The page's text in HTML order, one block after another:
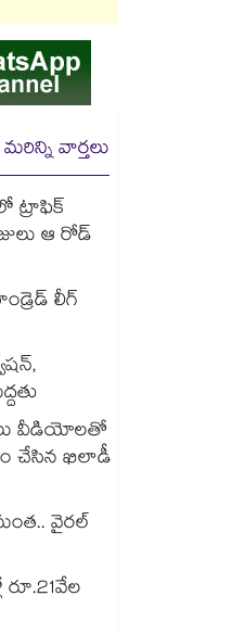
మరిన్ని వార్తలు
ఆ రోడ్
లీగ్
వీడియోలతో
చేసిన ఖిలాడీ
వైరల్